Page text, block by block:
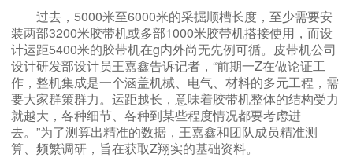
过去，5000米至6000米的采掘顺槽长度，至少需要安
装两部3200米胶带机或多部1000米胶带机搭接使用，而设
计运距5400米的胶带机在g内外尚无先例可循。皮带机公司
设计研发部设计员王嘉鑫告诉记者，“前期一Z在做论证工
作，整机集成是一个涵盖机械、电气、材料的多元工程，需
要大家群策群力。运距越长，意味着胶带机整体的结构受力
就越大，各种细节、各种到某些程度情况都要考虑进
去。”为了测算出精准的数据，王嘉鑫和团队成员精准测
算、频繁调研，旨在获取Z翔实的基础资料。